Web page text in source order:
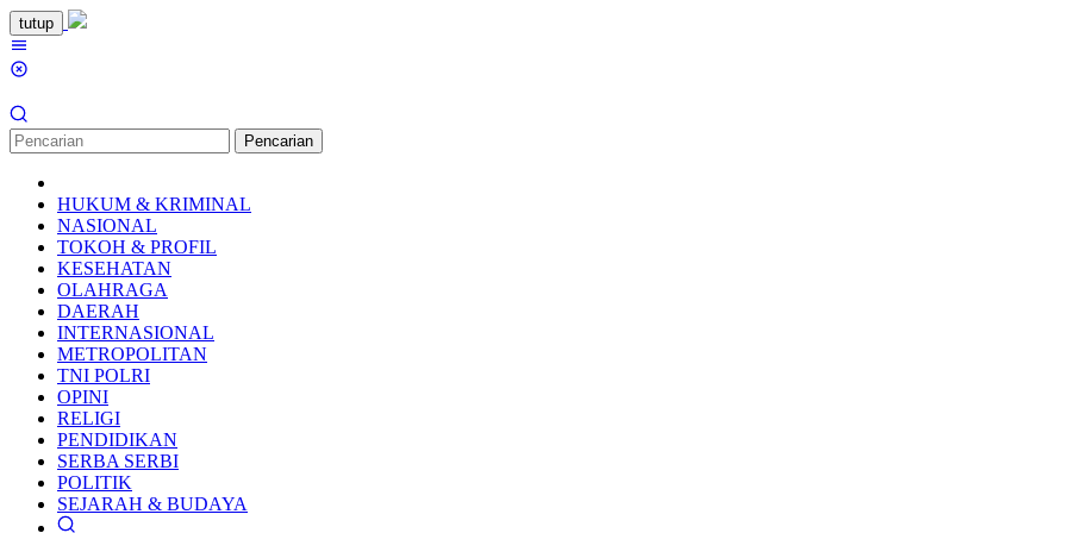
Loncat
ke
konten
tutup
Pencarian
HUKUM & KRIMINAL
NASIONAL
TOKOH & PROFIL
KESEHATAN
OLAHRAGA
DAERAH
INTERNASIONAL
METROPOLITAN
TNI POLRI
OPINI
RELIGI
PENDIDIKAN
SERBA SERBI
POLITIK
SEJARAH & BUDAYA